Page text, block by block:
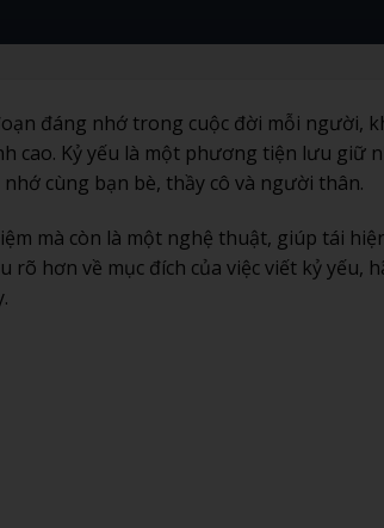
đáng nhớ trong cuộc đời mỗi người,
cao. Kỷ yếu là một phương tiện lưu giữ
cùng bạn bè, thầy cô và người thân.
mà còn là một nghệ thuật, giúp tái
hơn về mục đích của việc viết kỷ yếu,